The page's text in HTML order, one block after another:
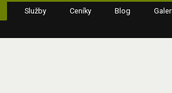
Služby Ceníky Blog